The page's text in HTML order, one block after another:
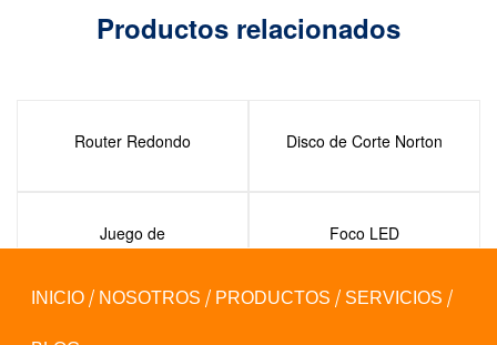
Productos relacionados
Router Redondo Disco de Corte Norton
Juego de
Desarmadores
Foco LED
INICIO NOSOTROS PRODUCTOS SERVICIOS